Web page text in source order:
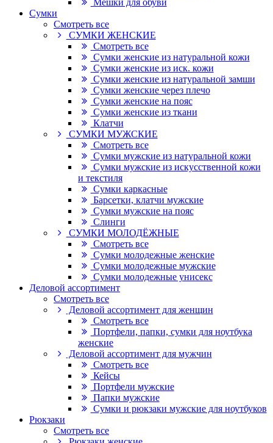
Мешки для обуви
Сумки
Смотреть все
СУМКИ ЖЕНСКИЕ
Смотреть все
Сумки женские из натуральной кожи
Сумки женские из иск. кожи
Сумки женские из натуральной замши
Сумки женские через плечо
Сумки женские на пояс
Сумки женские из ткани
Клатчи
СУМКИ МУЖСКИЕ
Смотреть все
Сумки мужские из натуральной кожи
Сумки мужские из искусственной кожи
и текстиля
Сумки каркасные
Барсетки, клатчи мужские
Сумки мужские на пояс
Слинги
СУМКИ МОЛОДЁЖНЫЕ
Смотреть все
Сумки молодежные женские
Сумки молодежные мужские
Сумки молодежные унисекс
Деловой ассортимент
Смотреть все
Деловой ассортимент для женщин
Смотреть все
Портфели, папки, сумки для ноутбука
женские
Деловой ассортимент для мужчин
Смотреть все
Кейсы
Портфели мужские
Папки мужские
Сумки и рюкзаки мужские для ноутбуков
Рюкзаки
Смотреть все